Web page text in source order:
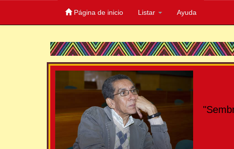
Página de inicio Listar Ayuda